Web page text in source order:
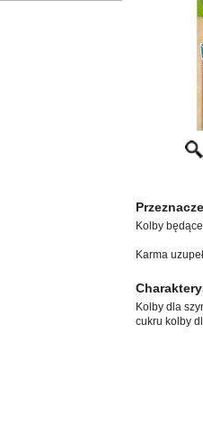
Kolby
Karma
Kolby dla
cukru kolby